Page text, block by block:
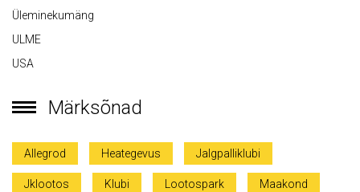
Üleminekumäng
ULME
USA
Märksõnad
Allegrod Heategevus Jalgpalliklubi
Jklootos Klubi Lootospark Maakond